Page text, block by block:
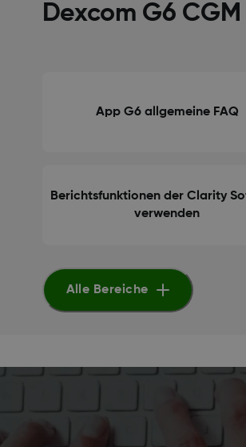
Dexcom G6
App G6 allgemeine FAQ
Berichtsfunktionen der Clarity
verwenden
Alle Bereiche